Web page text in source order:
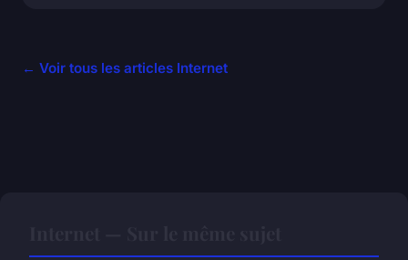
← Voir tous les articles Internet